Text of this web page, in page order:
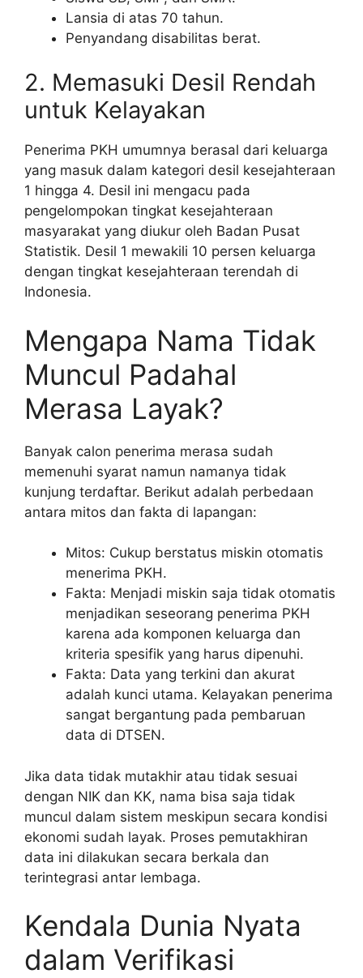
Lansia di atas 70 tahun.
Penyandang disabilitas berat.
2. Memasuki Desil Rendah
untuk Kelayakan
Penerima PKH umumnya berasal dari keluarga
yang masuk dalam kategori desil kesejahteraan
1 hingga 4. Desil ini mengacu pada
pengelompokan tingkat kesejahteraan
masyarakat yang diukur oleh Badan Pusat
Statistik. Desil 1 mewakili 10 persen keluarga
dengan tingkat kesejahteraan terendah di
Indonesia.
Mengapa Nama Tidak
Muncul Padahal
Merasa Layak?
Banyak calon penerima merasa sudah
memenuhi syarat namun namanya tidak
kunjung terdaftar. Berikut adalah perbedaan
antara mitos dan fakta di lapangan:
Mitos: Cukup berstatus miskin otomatis
menerima PKH.
Fakta: Menjadi miskin saja tidak otomatis
menjadikan seseorang penerima PKH
karena ada komponen keluarga dan
kriteria spesifik yang harus dipenuhi.
Fakta: Data yang terkini dan akurat
adalah kunci utama. Kelayakan penerima
sangat bergantung pada pembaruan
data di DTSEN.
Jika data tidak mutakhir atau tidak sesuai
dengan NIK dan KK, nama bisa saja tidak
muncul dalam sistem meskipun secara kondisi
ekonomi sudah layak. Proses pemutakhiran
data ini dilakukan secara berkala dan
terintegrasi antar lembaga.
Kendala Dunia Nyata
dalam Verifikasi